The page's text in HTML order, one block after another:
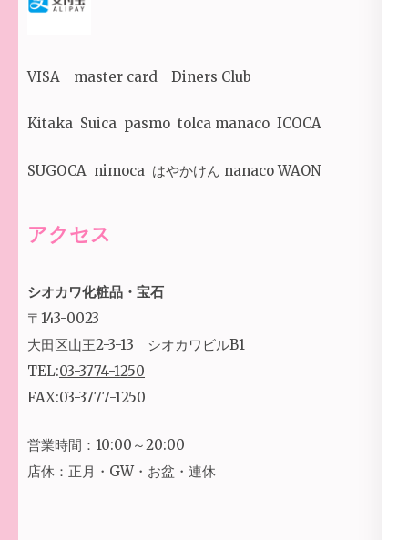
VISA master card Diners Club
Kitaka Suica pasmo tolca manaco ICOCA
SUGOCA nimoca はやかけん nanaco WAON
アクセス
シオカワ化粧品・宝石
〒143-0023
大田区山王2-3-13 シオカワビルB1
TEL:03-3774-1250
FAX:03-3777-1250
営業時間：10:00～20:00
店休：正月・GW・お盆・連休